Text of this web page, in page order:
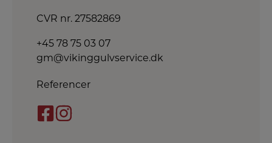
CVR nr. 27582869
+45 78 75 03 07
gm@vikinggulvservice.dk
Referencer